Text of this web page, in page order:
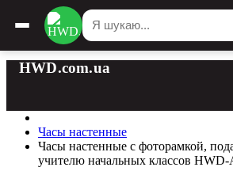
HWD.com.ua
Часы настенные
Часы настенные с фоторамкой,
учителю начальных классов HWD-